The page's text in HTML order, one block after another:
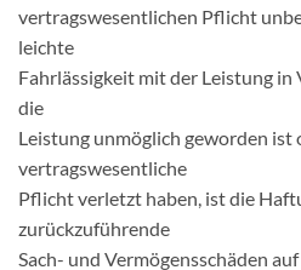
vertragswesentlichen Pflicht
leichte
Fahrlässigkeit mit der Leistung in
die
Leistung unmöglich geworden ist
vertragswesentliche
Pflicht verletzt haben, ist die
zurückzuführende
Sach- und Vermögensschäden